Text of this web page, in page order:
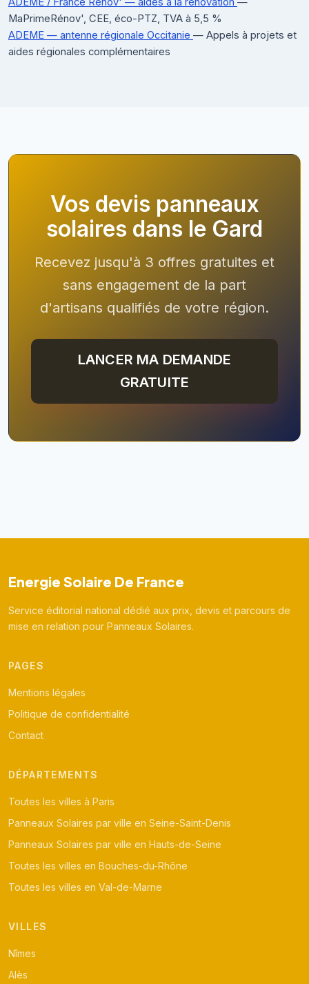
MaPrimeRénov', CEE, éco-PTZ, TVA à 5,5 %
ADEME — antenne régionale Occitanie — Appels à projets et
aides régionales complémentaires
Vos devis panneaux
solaires dans le Gard
Recevez jusqu'à 3 offres gratuites et
sans engagement de la part
d'artisans qualifiés de votre région.
LANCER MA DEMANDE
GRATUITE
Energie Solaire De France
Service éditorial national dédié aux prix, devis et parcours de
mise en relation pour Panneaux Solaires.
PAGES
Mentions légales
Politique de confidentialité
Contact
DÉPARTEMENTS
Toutes les villes à Paris
Panneaux Solaires par ville en Seine-Saint-Denis
Panneaux Solaires par ville en Hauts-de-Seine
Toutes les villes en Bouches-du-Rhône
Toutes les villes en Val-de-Marne
VILLES
Nîmes
Alès